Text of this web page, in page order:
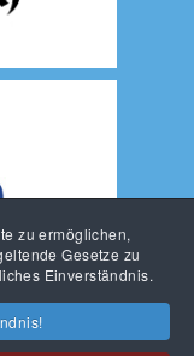
zu ermöglichen,
Gesetze zu
Einverständnis.